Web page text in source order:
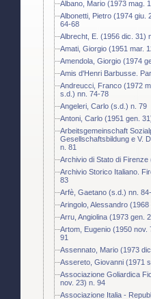
Albano, Mario (1973 mag.
Albonetti, Pietro (1974 giu.
64-68
Albrecht, E. (1956 dic. 31)
Amati, Giorgio (1951 mar.
Amendola, Giorgio (1974
Amis d'Henri Barbusse.
Andreucci, Franco (1972
s.d.) nn. 74-78
Angeleri, Carlo (s.d.) n. 79
Antoni, Carlo (1951 gen.
Arbeitsgemeinschaft
Gesellschaftsbildung e V.
n. 81
Archivio di Stato di
Archivio Storico Italiano.
83
Arfè, Gaetano (s.d.) nn.
Aringolo, Alessandro
Arru, Angiolina (1973 gen.
Artom, Eugenio (1950 nov.
91
Assennato, Mario (1973
Assereto, Giovanni (1971
Associazione Goliardica
nov. 23) n. 94
Associazione Italia -